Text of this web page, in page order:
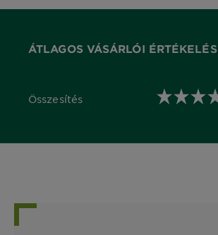
ÁTLAGOS VÁSÁRLÓI ÉRTÉKELÉS
Összesítés
0,0 out of 5 stars